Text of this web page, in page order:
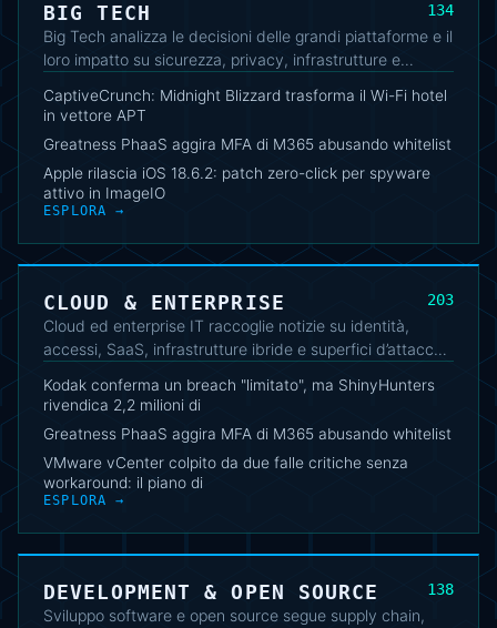
BIG TECH 134
Big Tech analizza le decisioni delle grandi piattaforme e il
loro impatto su sicurezza, privacy, infrastrutture e
cambiamenti strategici e conseguenze tecniche per
CaptiveCrunch: Midnight Blizzard trasforma il Wi-Fi hotel
in vettore APT
Greatness PhaaS aggira MFA di M365 abusando whitelist
Apple rilascia iOS 18.6.2: patch zero-click per spyware
attivo in ImageIO
ESPLORA →
CLOUD & ENTERPRISE 203
Cloud ed enterprise IT raccoglie notizie su identità,
accessi, SaaS, infrastrutture ibride e superfici d’attacco
incidenti e scelte architetturali rilevanti per ambienti
Kodak conferma un breach "limitato", ma ShinyHunters
rivendica 2,2 milioni di
Greatness PhaaS aggira MFA di M365 abusando whitelist
VMware vCenter colpito da due falle critiche senza
workaround: il piano di
ESPLORA →
DEVELOPMENT & OPEN SOURCE 138
Sviluppo software e open source segue supply chain,